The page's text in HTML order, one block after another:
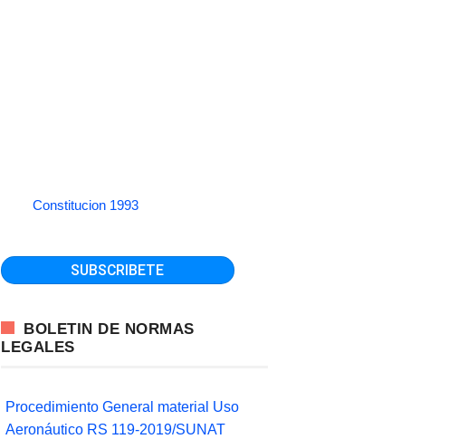
Constitucion 1993
BOLETIN DE NORMAS
LEGALES
Procedimiento General material Uso
Aeronáutico RS 119-2019/SUNAT